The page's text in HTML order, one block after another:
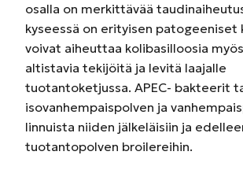
osalla on merkittävää
kyseessä on erityisen patogeeniset
voivat aiheuttaa kolibasilloosia
altistavia tekijöitä ja levitä laajalle
tuotantoketjussa. APEC- bakteerit
isovanhempaispolven ja
linnuista niiden jälkeläisiin ja
tuotantopolven broilereihin.